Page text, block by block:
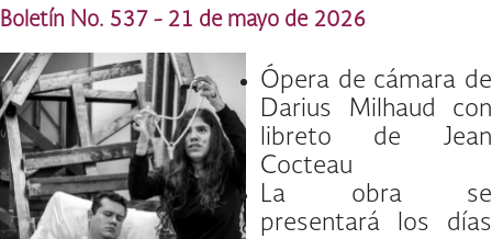
Boletín No. 537 - 21 de mayo de 2026
Ópera de cámara de
Darius Milhaud con
libreto de Jean
Cocteau
La obra se
presentará los días